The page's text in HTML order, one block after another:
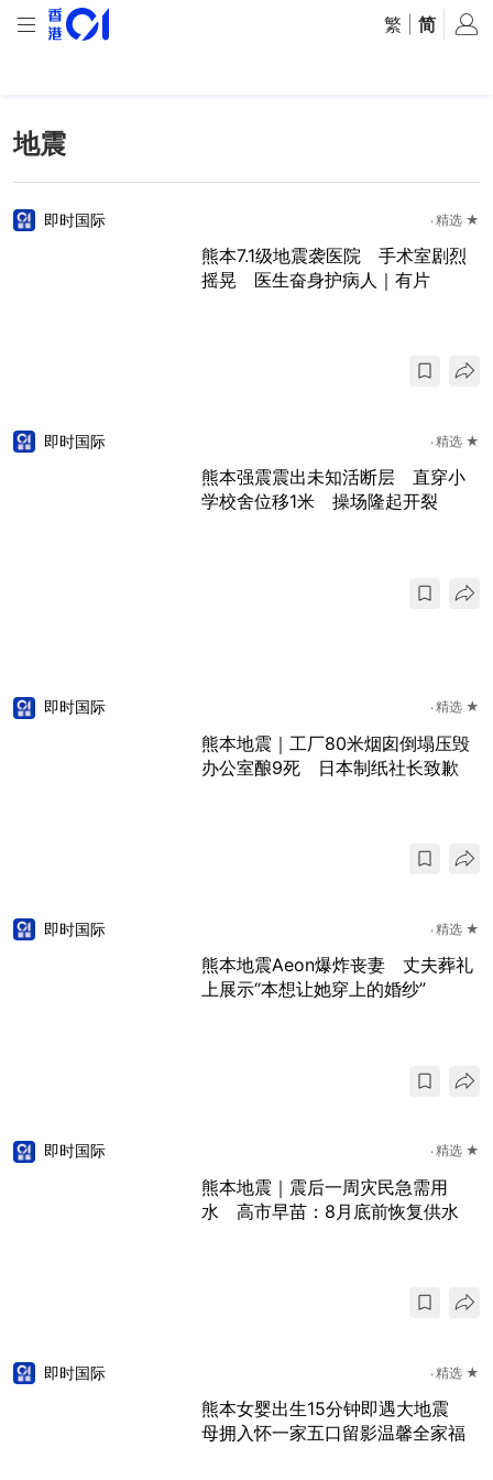
繁 简
地震
即时国际 精选 ★
熊本7.1级地震袭医院 手术室剧烈
摇晃 医生奋身护病人｜有片
即时国际 精选 ★
熊本强震震出未知活断层 直穿小
学校舍位移1米 操场隆起开裂
即时国际 精选 ★
熊本地震｜工厂80米烟囱倒塌压毁
办公室酿9死 日本制纸社长致歉
即时国际 精选 ★
熊本地震Aeon爆炸丧妻 丈夫葬礼
上展示“本想让她穿上的婚纱”
即时国际 精选 ★
熊本地震｜震后一周灾民急需用
水 高市早苗：8月底前恢复供水
即时国际 精选 ★
熊本女婴出生15分钟即遇大地震
母拥入怀一家五口留影温馨全家福